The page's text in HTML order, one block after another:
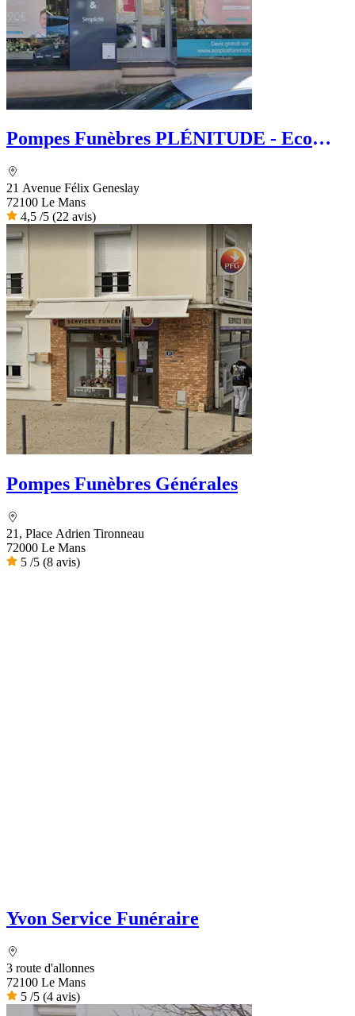
Pompes Funèbres PLÉNITUDE - Eco
21 Avenue Félix Geneslay
72100 Le Mans
4,5 /5 (22 avis)
Pompes Funèbres Générales
21, Place Adrien Tironneau
72000 Le Mans
5 /5 (8 avis)
Yvon Service Funéraire
3 route d'allonnes
72100 Le Mans
5 /5 (4 avis)